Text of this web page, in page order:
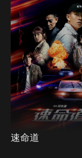
速命道